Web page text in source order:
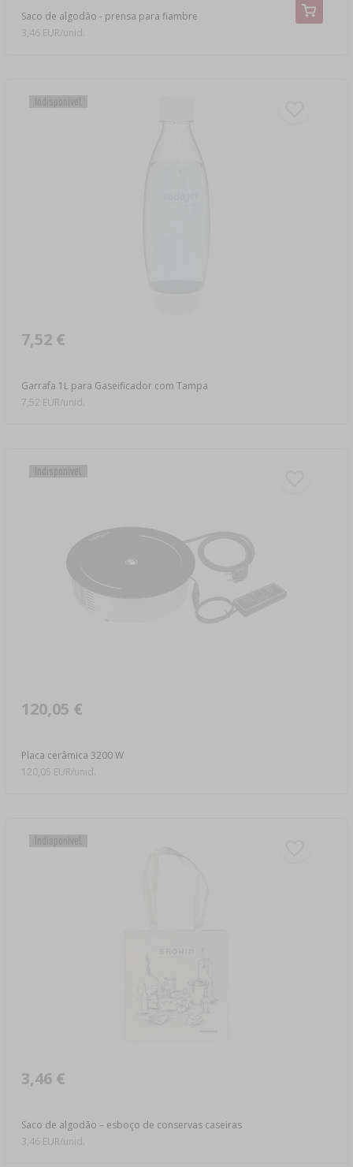
Saco de algodão - prensa para fiambre
3,46 EUR/unid.
Garrafa 1L para Gaseificador com Tampa
7,52 €
7,52 EUR/unid.
Placa cerâmica 3200 W
120,05 €
120,05 EUR/unid.
Saco de algodão – esboço de conservas caseiras
3,46 €
3,46 EUR/unid.